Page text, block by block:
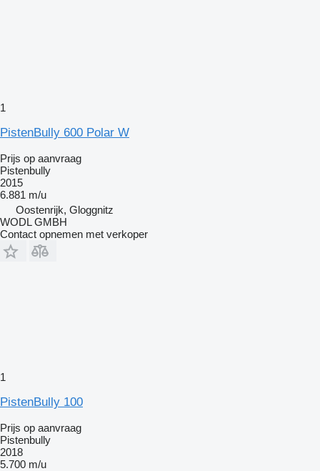
1
PistenBully 600 Polar W
Prijs op aanvraag
Pistenbully
2015
6.881 m/u
Oostenrijk, Gloggnitz
WODL GMBH
Contact opnemen met verkoper
1
PistenBully 100
Prijs op aanvraag
Pistenbully
2018
5.700 m/u